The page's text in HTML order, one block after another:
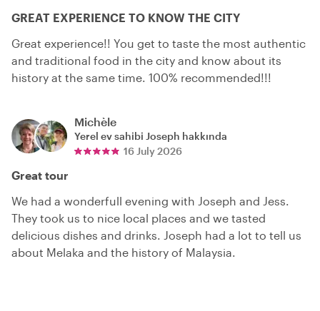
GREAT EXPERIENCE TO KNOW THE CITY
Great experience!! You get to taste the most authentic
and traditional food in the city and know about its
history at the same time. 100% recommended!!!
Michèle
Yerel ev sahibi Joseph hakkında
16 July 2026
Great tour
We had a wonderfull evening with Joseph and Jess.
They took us to nice local places and we tasted
delicious dishes and drinks. Joseph had a lot to tell us
about Melaka and the history of Malaysia.